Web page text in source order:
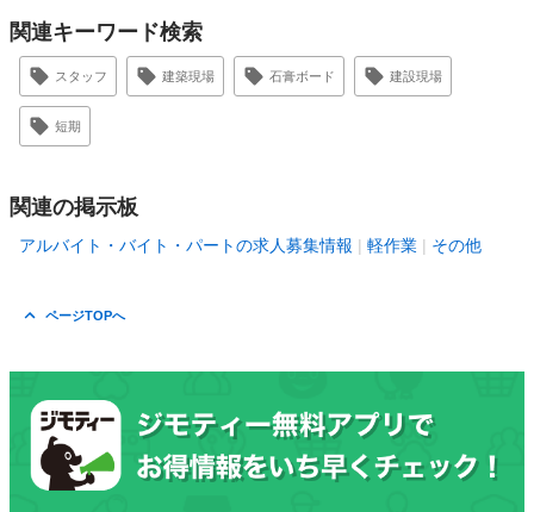
関連キーワード検索
スタッフ 建築現場 石膏ボード 建設現場
短期
関連の掲示板
アルバイト・バイト・パートの求人募集情報 軽作業 その他
ページTOPへ